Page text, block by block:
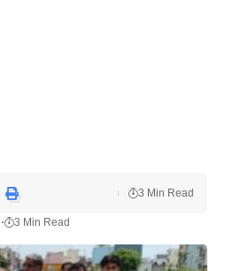
3 Min Read
3 Min Read